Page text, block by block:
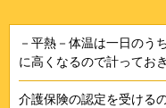
－平熱－体温は一日のう
に高くなるので計ってお
介護保険の認定を受ける